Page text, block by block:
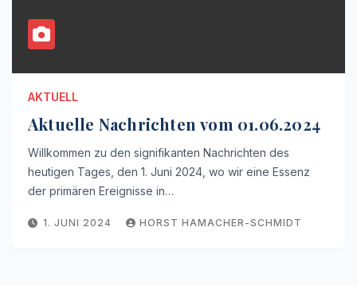
AKTUELL
Aktuelle Nachrichten vom 01.06.2024
Willkommen zu den signifikanten Nachrichten des
heutigen Tages, den 1. Juni 2024, wo wir eine Essenz
der primären Ereignisse in…
1. JUNI 2024 HORST HAMACHER-SCHMIDT